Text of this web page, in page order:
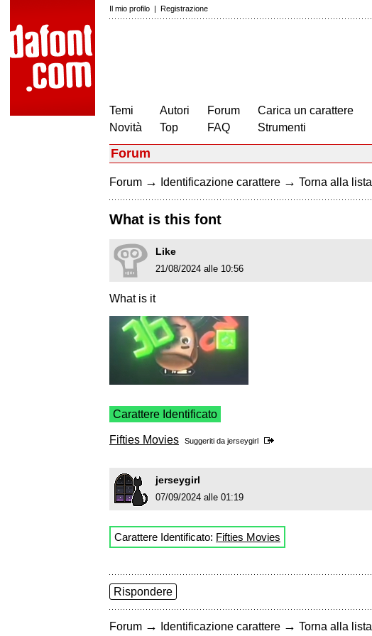
Il mio profilo | Registrazione
Temi
Novità
Autori
Top
Forum
FAQ
Carica un carattere
Strumenti
Forum
Forum → Identificazione carattere → Torna alla lista
What is this font
Like
21/08/2024 alle 10:56
What is it
Carattere Identificato
Fifties Movies Suggeriti da jerseygirl
jerseygirl
07/09/2024 alle 01:19
Carattere Identificato: Fifties Movies
Rispondere
Forum → Identificazione carattere → Torna alla lista